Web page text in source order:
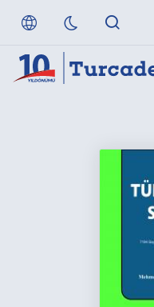
Referanslarımız
Anlaşmalı Yayınevleri